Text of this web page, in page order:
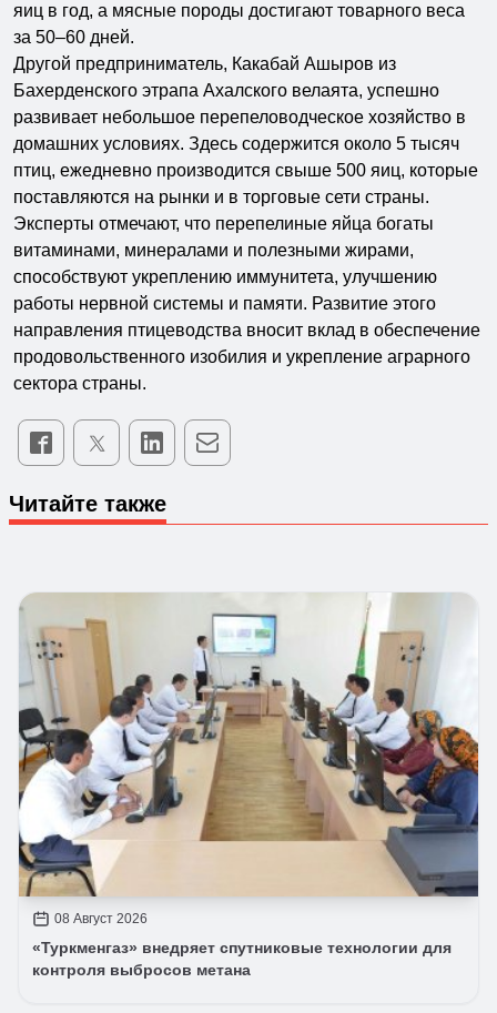
яиц в год, а мясные породы достигают товарного веса
за 50–60 дней.
Другой предприниматель, Какабай Ашыров из
Бахерденского этрапа Ахалского велаята, успешно
развивает небольшое перепеловодческое хозяйство в
домашних условиях. Здесь содержится около 5 тысяч
птиц, ежедневно производится свыше 500 яиц, которые
поставляются на рынки и в торговые сети страны.
Эксперты отмечают, что перепелиные яйца богаты
витаминами, минералами и полезными жирами,
способствуют укреплению иммунитета, улучшению
работы нервной системы и памяти. Развитие этого
направления птицеводства вносит вклад в обеспечение
продовольственного изобилия и укрепление аграрного
сектора страны.
Читайте также
08 Август 2026
«Туркменгаз» внедряет спутниковые технологии для
контроля выбросов метана